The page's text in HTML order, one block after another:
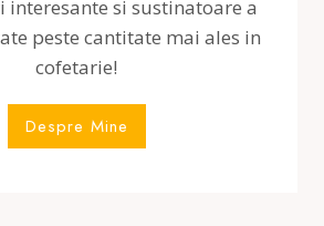
interesante si sustinatoare a
peste cantitate mai ales in
cofetarie!
Despre Mine